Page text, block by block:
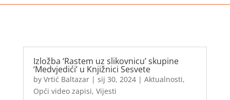
Izložba ‘Rastem uz slikovnicu’ skupine
‘Medvjedići’ u Knjižnici Sesvete
by Vrtić Baltazar| sij 30, 2024| Aktualnosti,
Opći video zapisi, Vijesti